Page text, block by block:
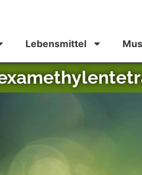
Lebensmittel